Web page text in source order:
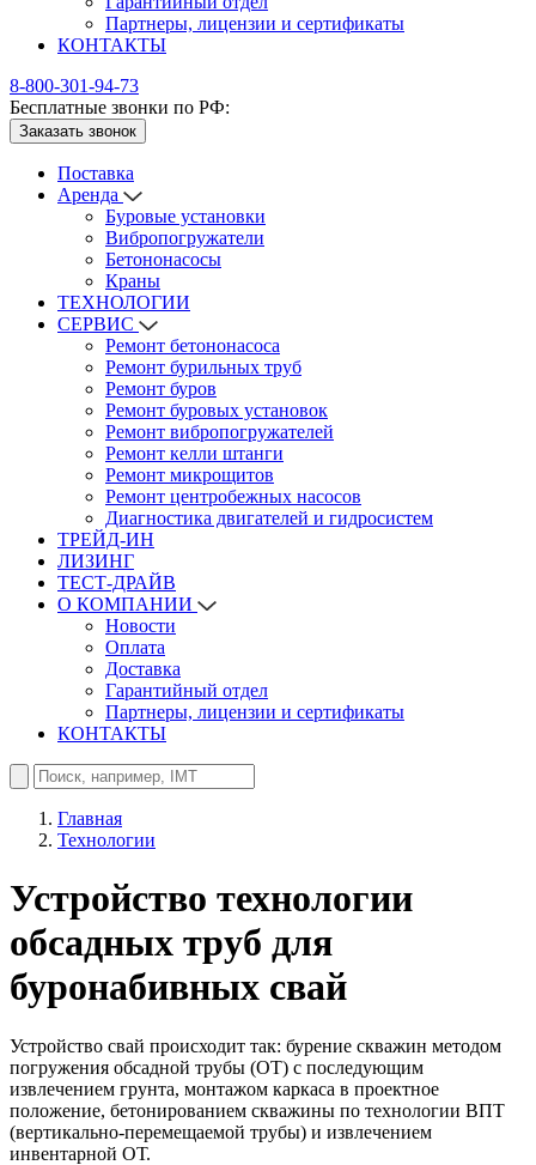
Партнеры, лицензии и сертификаты
КОНТАКТЫ
8-800-301-94-73
Бесплатные звонки по РФ:
Заказать звонок
Поставка
Аренда
Буровые установки
Вибропогружатели
Бетононасосы
Краны
ТЕХНОЛОГИИ
СЕРВИС
Ремонт бетононасоса
Ремонт бурильных труб
Ремонт буров
Ремонт буровых установок
Ремонт вибропогружателей
Ремонт келли штанги
Ремонт микрощитов
Ремонт центробежных насосов
Диагностика двигателей и гидросистем
ТРЕЙД-ИН
ЛИЗИНГ
ТЕСТ-ДРАЙВ
О КОМПАНИИ
Новости
Оплата
Доставка
Гарантийный отдел
Партнеры, лицензии и сертификаты
КОНТАКТЫ
Главная
Технологии
Устройство технологии
обсадных труб для
буронабивных свай
Устройство свай происходит так: бурение скважин методом
погружения обсадной трубы (ОТ) с последующим
извлечением грунта, монтажом каркаса в проектное
положение, бетонированием скважины по технологии ВПТ
(вертикально-перемещаемой трубы) и извлечением
инвентарной ОТ.